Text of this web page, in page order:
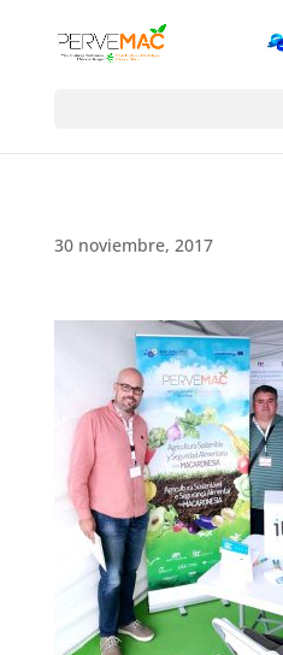
30 noviembre, 2017